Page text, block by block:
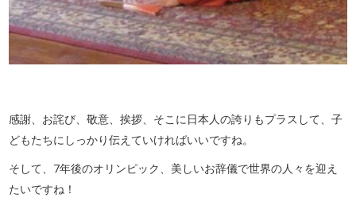
感謝、お詫び、敬意、挨拶、そこに日本人の誇りもプラスして、子
どもたちにしっかり伝えていければいいですね。
そして、7年後のオリンピック、美しいお辞儀で世界の人々を迎え
たいですね！